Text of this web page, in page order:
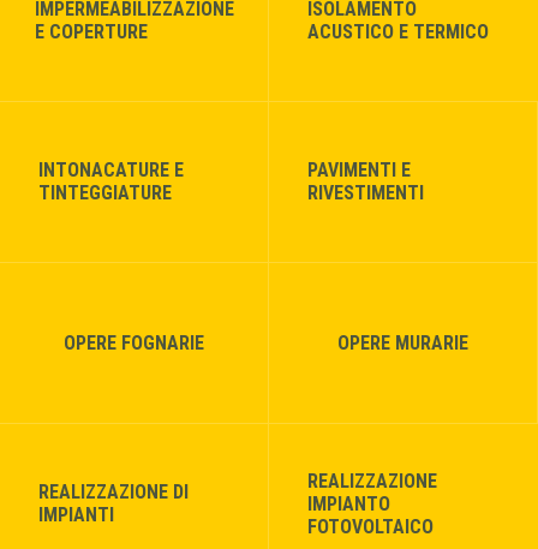
IMPERMEABILIZZAZIONE
E COPERTURE
ISOLAMENTO
ACUSTICO E TERMICO
INTONACATURE E
TINTEGGIATURE
PAVIMENTI E
RIVESTIMENTI
OPERE FOGNARIE OPERE MURARIE
REALIZZAZIONE DI
IMPIANTI
REALIZZAZIONE
IMPIANTO
FOTOVOLTAICO